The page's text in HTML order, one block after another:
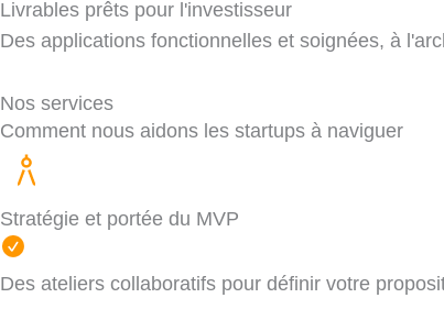
Livrables prêts pour l'investisseur
Des applications fonctionnelles et soignées, à
Nos services
Comment nous aidons les startups à naviguer
Stratégie et portée du MVP
Des ateliers collaboratifs pour définir votre